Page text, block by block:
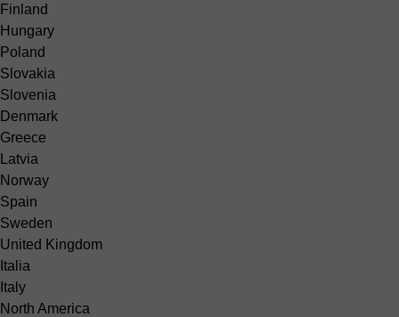
Finland
Hungary
Poland
Slovakia
Slovenia
Denmark
Greece
Latvia
Norway
Spain
Sweden
United Kingdom
Italia
Italy
North America